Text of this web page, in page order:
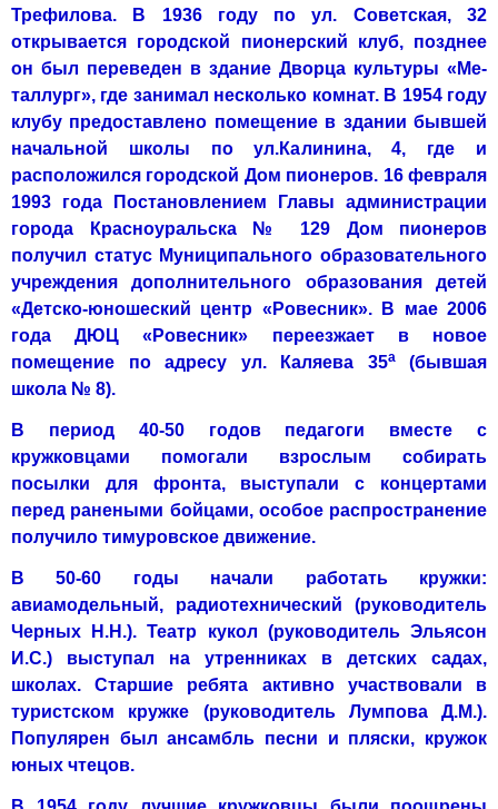
Трефилова.
В 1936 году по ул. Советская, 32
открывается городской пионерс­кий клуб, позднее
он был переведен в здание Дворца культуры «Ме­
таллург», где занимал несколько комнат. В 1954 году
клубу предоставлено помещение в здании бывшей
на­чальной школы по ул.Калинина, 4, где и
расположился городской Дом пионеров. 16 февраля
1993 года Постановлением Главы администра­ции
города Красноуральска № 129 Дом пионеров
получил статус Муници­пального образовательного
учреждения дополнительного образования детей
«Детско-юношеский центр «Ровесник». В мае 2006
года ДЮЦ «Ровесник» переезжает в новое
помещение по адресу ул. Каляева 35а(бывшая
школа № 8).
В период 40-50 годов педагоги вместе с
кружковцами помогали взрослым собирать
посылки для фронта, выступали с концертами
перед ранеными бойцами, особое распространение
получило тимуровское дви­жение.
В 50-60 годы начали работать кружки:
авиамодельный, радиотехни­ческий (руководитель
Черных Н.Н.). Театр кукол (руководитель Эльясон
И.С.) выступал на утренниках в детских садах,
школах. Старшие ребята активно участвовали в
туристском кружке (руководитель Лумпова Д.М.).
Популярен был ансамбль песни и пляски, кружок
юных чтецов.